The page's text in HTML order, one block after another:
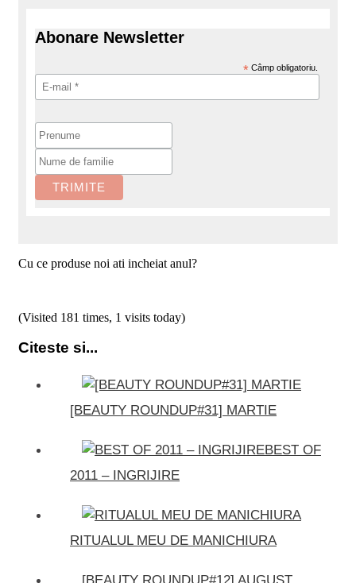
Abonare Newsletter
* Câmp obligatoriu.
Cu ce produse noi ati incheiat anul?
(Visited 181 times, 1 visits today)
Citeste si...
[BEAUTY ROUNDUP#31] MARTIE
BEST OF
2011 – INGRIJIRE
RITUALUL MEU DE MANICHIURA